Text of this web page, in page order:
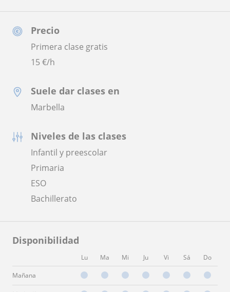
Precio
Primera clase gratis
15€/h
Suele dar clases en
Marbella
Niveles de las clases
Infantil y preescolar
Primaria
ESO
Bachillerato
Disponibilidad
Lu Ma Mi Ju Vi Sá Do
Mañana